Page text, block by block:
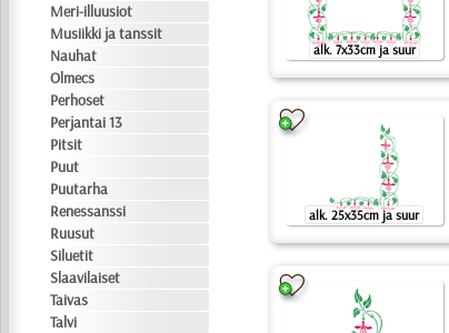
Meri-illuusiot
Musiikki ja tanssit
Nauhat
Olmecs
Perhoset
Perjantai 13
Pitsit
Puut
Puutarha
Renessanssi
Ruusut
Siluetit
Slaavilaiset
Taivas
Talvi
alk. 7x33cm ja suur
alk. 25x35cm ja suur